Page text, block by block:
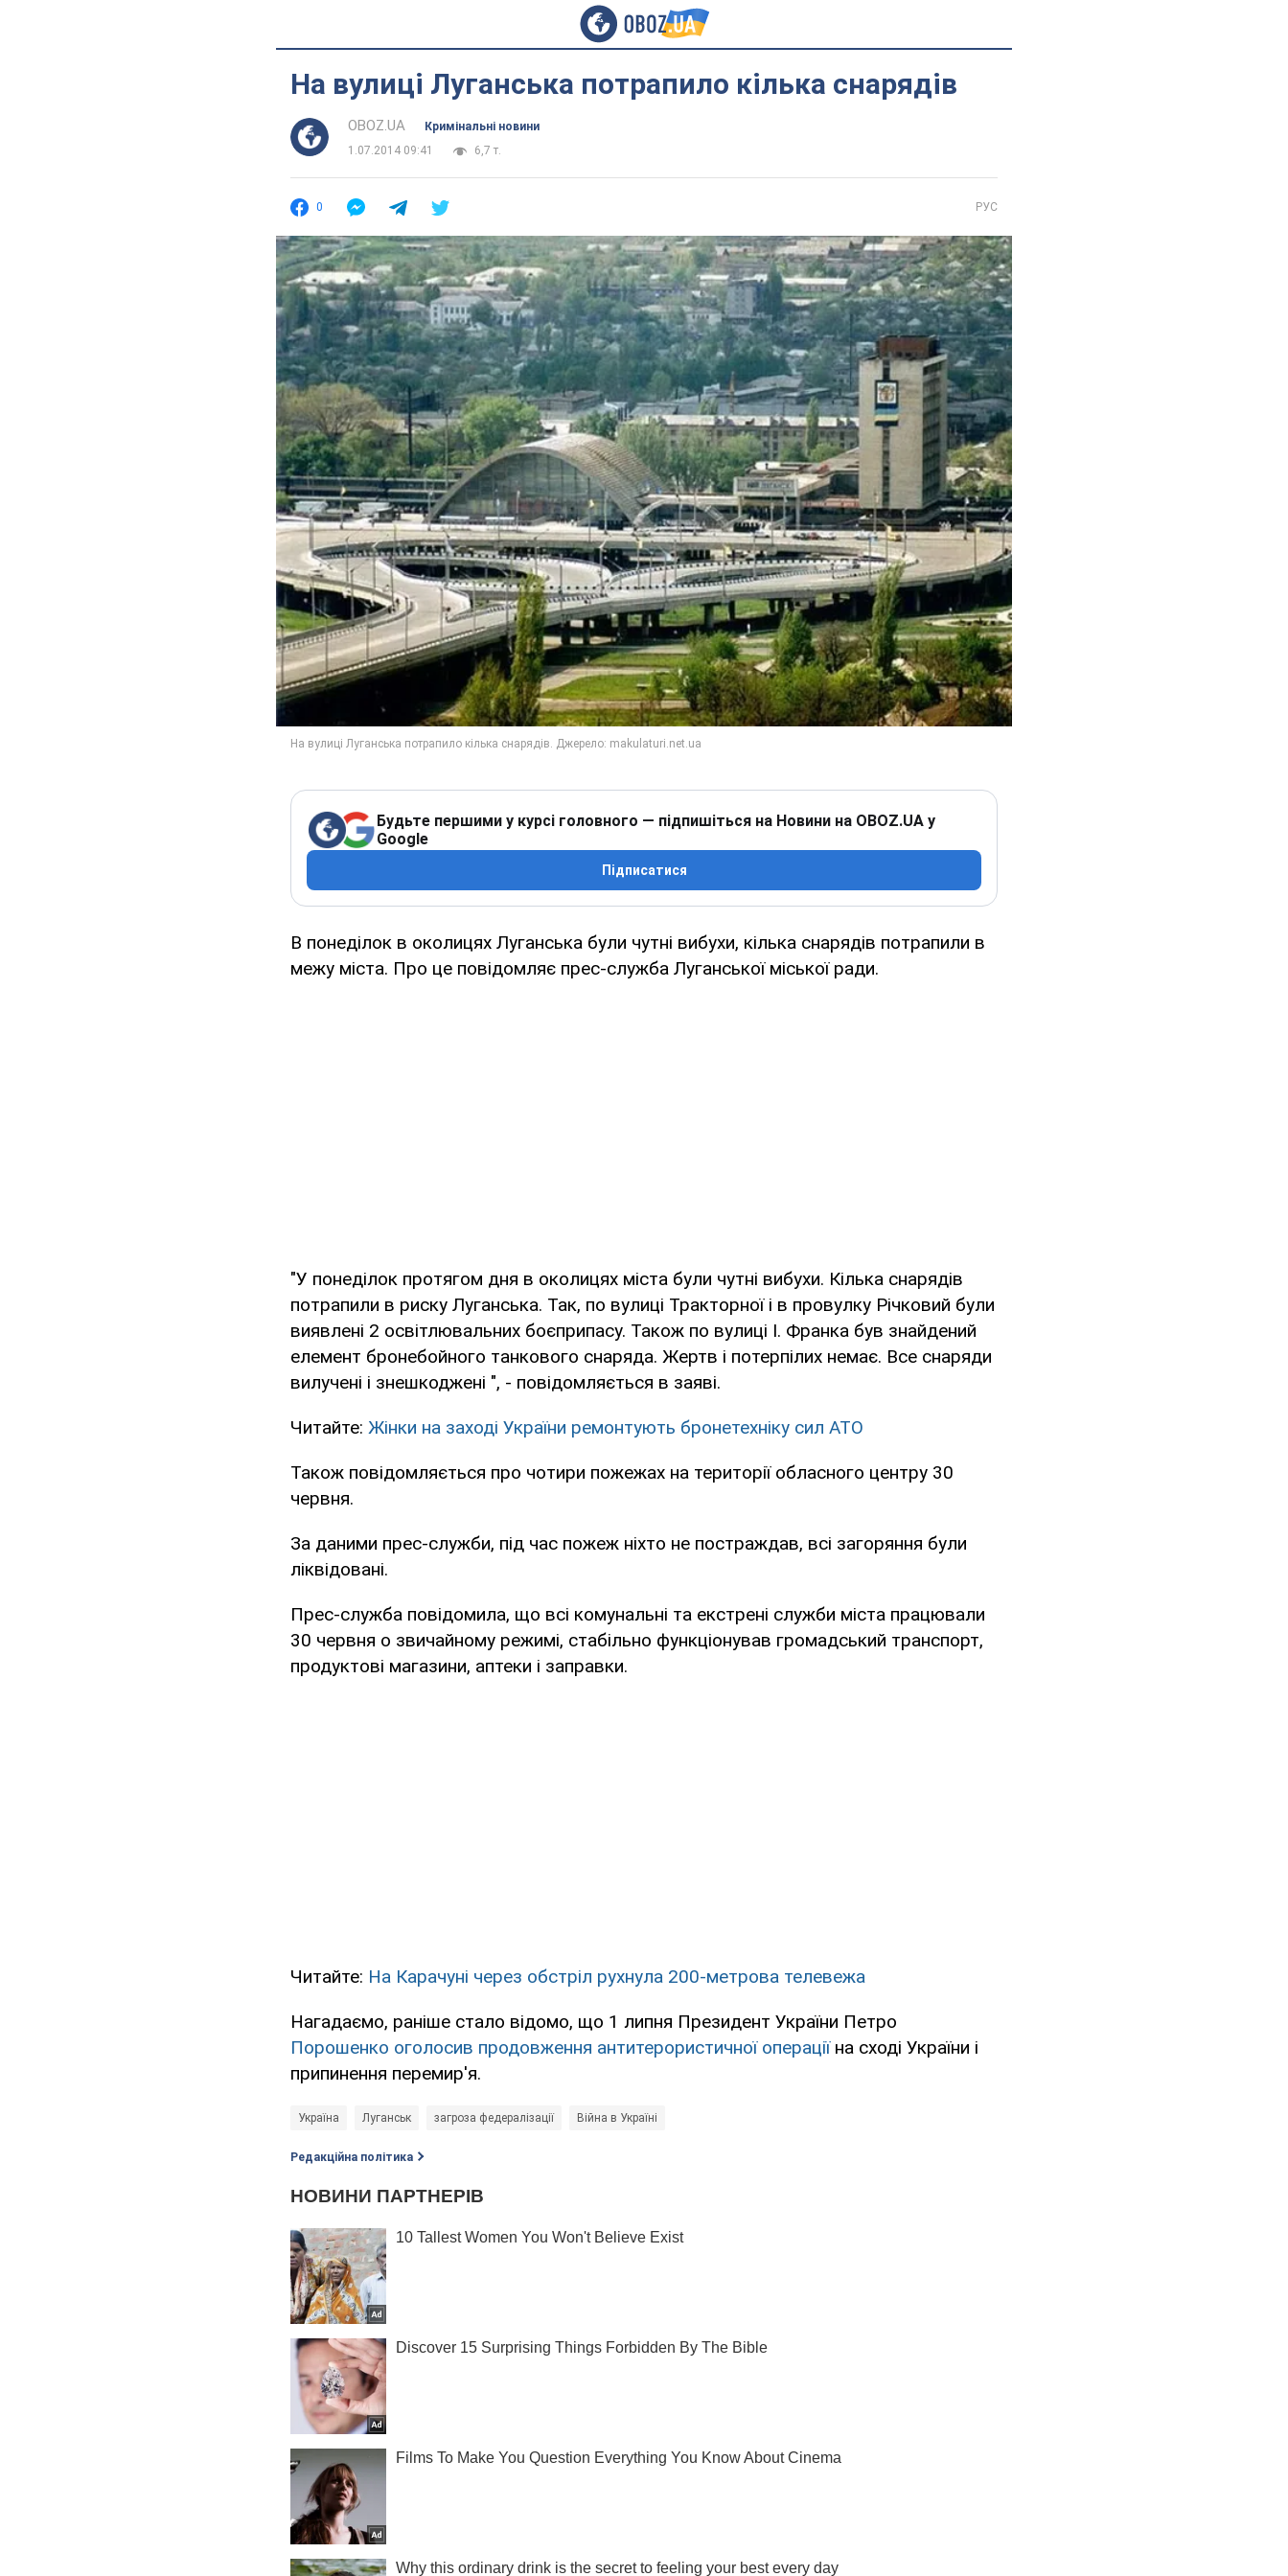
На вулиці Луганська потрапило кілька снарядів
OBOZ.UA
Кримінальні новини
1.07.2014 09:41
6,7 т.
0 РУС
Будьте першими у курсі головного — підпишіться на Новини на OBOZ.UA у
Google
Підписатися
В понеділок в околицях Луганська були чутні вибухи, кілька снарядів потрапили в
межу міста. Про це повідомляє прес-служба Луганської міської ради.
"У понеділок протягом дня в околицях міста були чутні вибухи. Кілька снарядів
потрапили в риску Луганська. Так, по вулиці Тракторної і в провулку Річковий були
виявлені 2 освітлювальних боєприпасу. Також по вулиці І. Франка був знайдений
елемент бронебойного танкового снаряда. Жертв і потерпілих немає. Все снаряди
вилучені і знешкоджені ", - повідомляється в заяві.
Читайте: Жінки на заході України ремонтують бронетехніку сил АТО
Також повідомляється про чотири пожежах на території обласного центру 30
червня.
За даними прес-служби, під час пожеж ніхто не постраждав, всі загоряння були
ліквідовані.
Прес-служба повідомила, що всі комунальні та екстрені служби міста працювали
30 червня о звичайному режимі, стабільно функціонував громадський транспорт,
продуктові магазини, аптеки і заправки.
Читайте: На Карачуні через обстріл рухнула 200-метрова телевежа
Нагадаємо, раніше стало відомо, що 1 липня Президент України Петро
Порошенко оголосив продовження антитерористичної операціїна сході України і
припинення перемир'я.
Україна Луганськ загроза федералізації Війна в Україні
Редакційна політика